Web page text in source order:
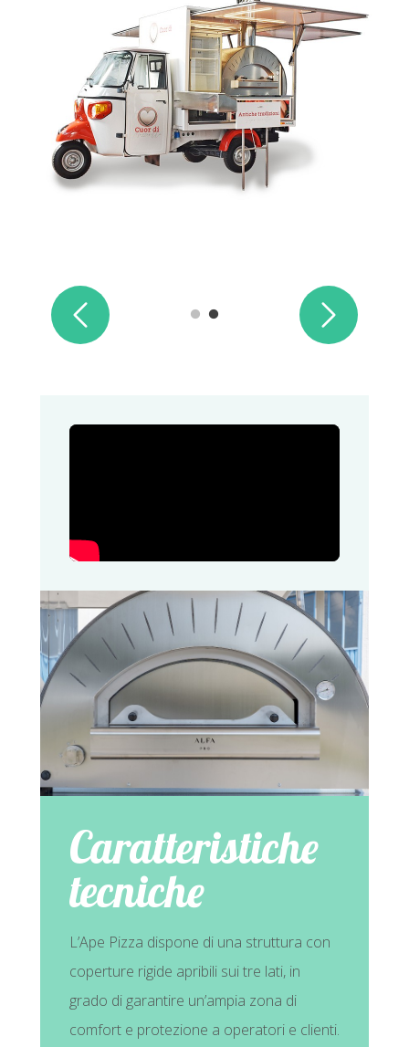
Caratteristiche
tecniche
L’Ape Pizza dispone di una struttura con
coperture rigide apribili sui tre lati, in
grado di garantire un’ampia zona di
comfort e protezione a operatori e clienti.